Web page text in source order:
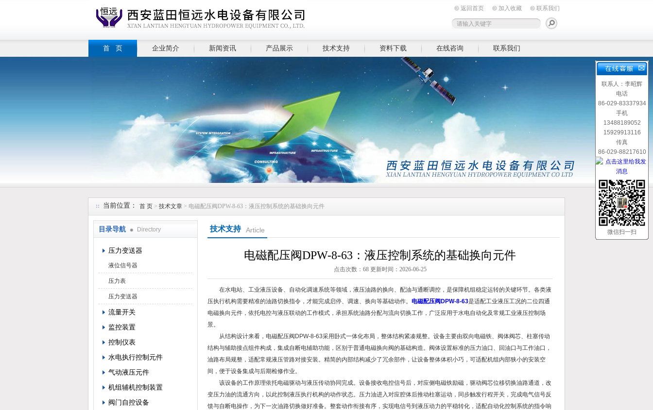
返回首页 加入收藏 联系我们
首 页 企业简介 新闻资讯 产品展示 技术支持 资料下载 在线咨询 联系我们
当前位置： 首 页 > 技术文章 > 电磁配压阀DPW-8-63：液压控制系统的基础换向元件
目录导航 Directory
压力变送器
液位信号器
压力表
压力变送器
流量开关
监控装置
控制仪表
水电执行控制元件
气动液压元件
机组辅机控制装置
阀门自控设备
技术支持 Article
电磁配压阀DPW-8-63：液压控制系统的基础换向元件
点击次数：68 更新时间：2026-06-25
在水电站、工业液压设备、自动化调速系统等领域，液压油路的换向、配油与通断调控，是保障机组稳定运转的关键环节。各类液
压执行机构需要精准的油路切换指令，才能完成启停、调速、换向等基础动作。 电磁配压阀DPW-8-63是适配工业液压工况的二位四通
电磁换向元件，依托电控与液压联动的工作模式，承担系统油路分配与流向切换工作，广泛应用于水电自动化及常规工业液压控制场
景。
从结构设计来看，电磁配压阀DPW-8-63采用卧式一体化布局，整体结构紧凑规整。设备主要由双向电磁铁、阀体阀芯、柱塞传动
结构与辅助接点组件构成，集成自断电辅助功能，区别于普通电磁换向阀的基础构造。阀体设置标准的压力油口、回油口与工作油口，
油路布局规整，适配常规液压管路对接安装。精简的内部结构减少了冗余部件，让设备整体体积小巧，可适配机组内部狭小的安装空
间，便于设备集成与后期检修作业。
该设备的工作原理依托电磁驱动与液压传动协同完成。设备接收电控信号后，对应侧电磁铁励磁，驱动阀芯位移切换油路通道，改
变压力油的流通方向，以此控制液压执行机构的动作状态。压力油进入对应腔体后推动柱塞运动，同步触发行程开关，完成电气信号反
馈与自断电操作，为下一次油路切换做好准备。整套动作衔接有序，实现电信号到液压动力的平稳转化，适配自动化控制系统的指令响
联系人：李昭辉
电话
86-029-83337934
手机
13488189052
15929913116
传真
86-029-88217610
微信扫一扫